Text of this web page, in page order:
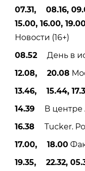
07.31, 08.16,
15.00, 16.00,
Новости (16+)
08.52 День в
12.08, 20.08
13.46, 15.44,
14.39 В центре
16.38 Tucker.
17.00, 18.00
19.35, 22.32,